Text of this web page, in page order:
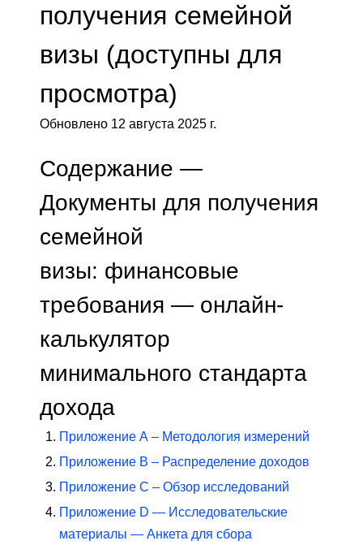
получения семейной
визы (доступны для
просмотра)
Обновлено 12 августа 2025 г.
Содержание —
Документы для получения
семейной
визы: финансовые
требования — онлайн-
калькулятор
минимального стандарта
дохода
Приложение А – Методология измерений
Приложение B – Распределение доходов
Приложение C – Обзор исследований
Приложение D — Исследовательские
материалы — Анкета для сбора